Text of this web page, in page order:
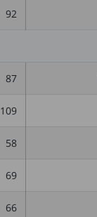
92
87
109
58
69
66